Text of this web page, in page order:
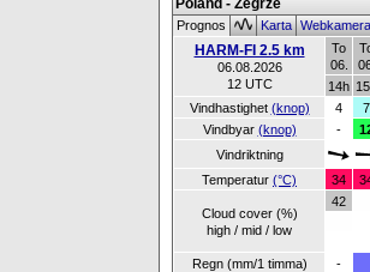
Poland - Zegrze
Prognos Karta
HARM-FI 2.5 km
06.08.2026
12 UTC
To
06.
14h
Vindhastighet (knop) 4 7
Vindbyar (knop) -
Vindriktning
Temperatur (°C) 34
Cloud cover (%)
high / mid / low
42
Regn (mm/1 timma)
-